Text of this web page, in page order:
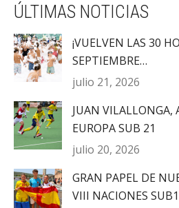
ÚLTIMAS NOTICIAS
¡VUELVEN LAS 30
SEPTIEMBRE…
julio 21, 2026
JUAN VILALLONGA,
EUROPA SUB 21
julio 20, 2026
GRAN PAPEL DE
VIII NACIONES